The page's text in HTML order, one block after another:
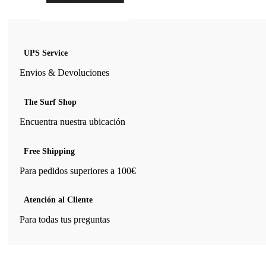
UPS Service
Envios & Devoluciones
The Surf Shop
Encuentra nuestra ubicación
Free Shipping
Para pedidos superiores a 100€
Atención al Cliente
Para todas tus preguntas